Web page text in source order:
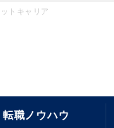
トキャリア
転職ノウハウ